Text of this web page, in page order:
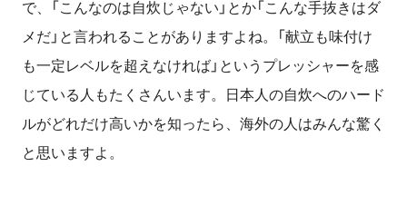
で、「こんなのは自炊じゃない」とか「こんな手抜きはダ
メだ」と言われること があ りますよね。
「献立も味付け
も一定レベルを超えなければ」というプレッシャーを感
じている人もたくさんいます。 日本人の自炊へのハード
ルがどれだけ高いかを知ったら、海外の人はみんな驚く
と思いますよ。